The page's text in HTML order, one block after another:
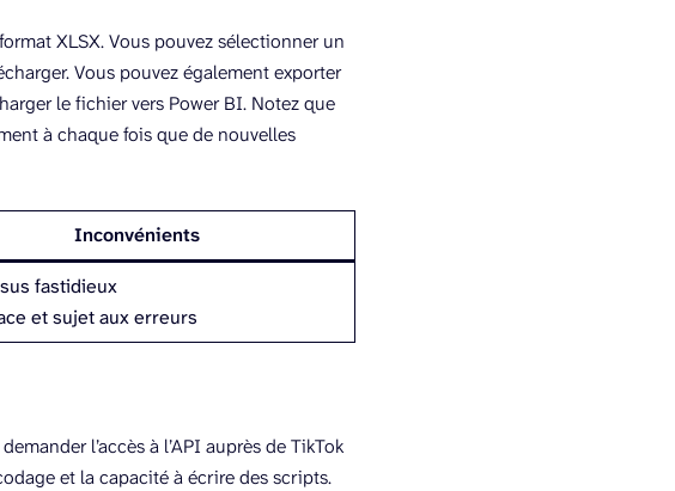
XLSX. Vous pouvez sélectionner un
Vous pouvez également exporter
le fichier vers Power BI. Notez que
à chaque fois que de nouvelles
Inconvénients
fastidieux
et sujet aux erreurs
l’accès à l’API auprès de TikTok
et la capacité à écrire des scripts.